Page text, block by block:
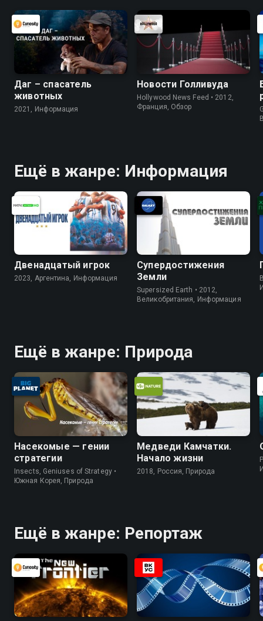
Даг – спасатель
животных
2021, Информация
Новости Голливуда
Hollywood News Feed • 2012,
Франция, Обзор
Ещё в жанре: Информация
Двенадцатый игрок
2023, Аргентина, Информация
Супердостижения
Земли
Supersized Earth • 2012,
Великобритания, Информация
Ещё в жанре: Природа
Насекомые — гении
стратегии
Insects, Geniuses of Strategy •
Южная Корея, Природа
Медведи Камчатки.
Начало жизни
2018, Россия, Природа
Ещё в жанре: Репортаж